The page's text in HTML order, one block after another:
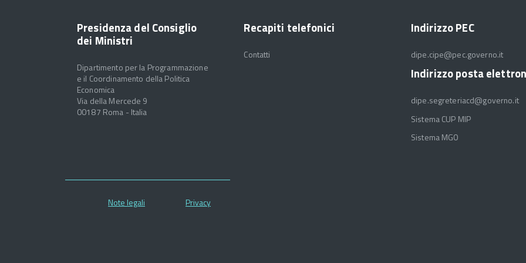
Presidenza del Consiglio
dei Ministri
Dipartimento per la Programmazione
e il Coordinamento della Politica
Economica
Via della Mercede 9
00187 Roma - Italia
Recapiti telefonici
Contatti
Indirizzo PEC
dipe.cipe@pec.governo.it
Indirizzo posta
dipe.segreteriacd@governo.it
Sistema CUP MIP
Sistema MGO
Note legali Privacy